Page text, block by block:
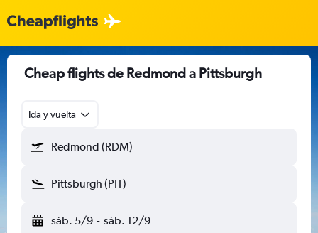
Cheap flights de Redmond a Pittsburgh
Ida y vuelta
Redmond (RDM)
Pittsburgh (PIT)
sáb. 5/9 - sáb. 12/9